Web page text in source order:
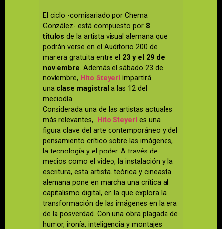
El ciclo -comisariado por Chema
González- está compuesto por 8
títulos de la artista visual alemana que
podrán verse en el Auditorio 200 de
manera gratuita entre el 23 y el 29 de
noviembre. Además el sábado 23 de
noviembre, Hito Steyerl impartirá
una clase magistral a las 12 del
mediodía.
Considerada una de las artistas actuales
más relevantes,
Hito Steyerl es una
figura clave del arte contemporáneo y del
pensamiento crítico sobre las imágenes,
la tecnología y el poder. A través de
medios como el video, la instalación y la
escritura, esta artista, teórica y cineasta
alemana pone en marcha una crítica al
capitalismo digital, en la que explora la
transformación de las imágenes en la era
de la posverdad. Con una obra plagada de
humor, ironía, inteligencia y montajes